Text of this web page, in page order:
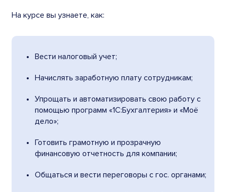
На курсе вы узнаете, как:
Вести налоговый учет;
Начислять заработную плату сотрудникам;
Упрощать и автоматизировать свою работу с
помощью программ «1С:Бухгалтерия» и «Моё
дело»;
Готовить грамотную и прозрачную
финансовую отчетность для компании;
Общаться и вести переговоры с гос. органами;